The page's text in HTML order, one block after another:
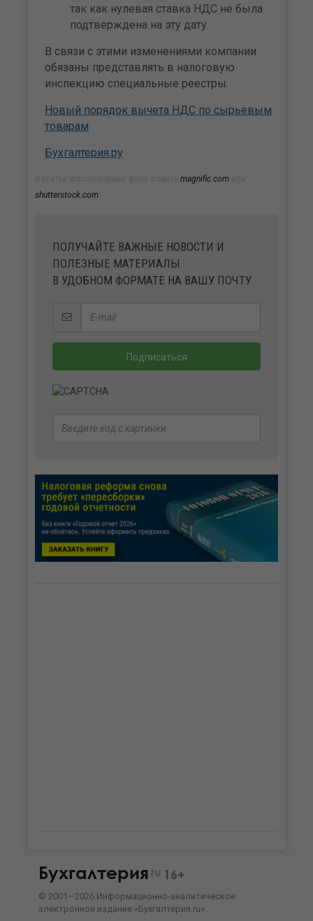
так как нулевая ставка НДС не была
подтверждена на эту дату.
В связи с этими изменениями компании
обязаны представлять в налоговую
инспекцию специальные реестры.
Новый порядок вычета НДС по сырьевым
товарам
Бухгалтерия.ру
magnific.com
shutterstock.com
ПОЛУЧАЙТЕ ВАЖНЫЕ НОВОСТИ И
ПОЛЕЗНЫЕ МАТЕРИАЛЫ
В УДОБНОМ ФОРМАТЕ НА ВАШУ ПОЧТУ
Бухгалтерия ru 16+
© 2001—2026 Информационно-аналитическое
электронное издание «Бухгалтерия.ru»